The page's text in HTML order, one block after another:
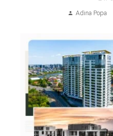
Adina Popa